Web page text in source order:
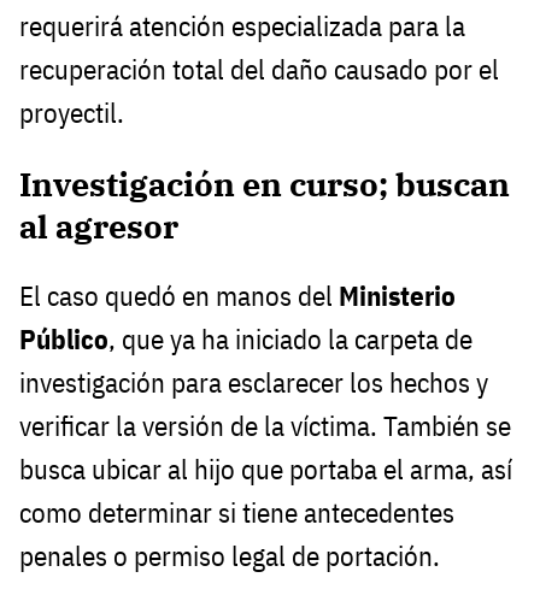
requerirá atención especializada para la
recuperación total del daño causado por el
proyectil.
Investigación en curso; buscan
al agresor
El caso quedó en manos del Ministerio
Público, que ya ha iniciado la carpeta de
investigación para esclarecer los hechos y
verificar la versión de la víctima. También se
busca ubicar al hijo que portaba el arma, así
como determinar si tiene antecedentes
penales o permiso legal de portación.